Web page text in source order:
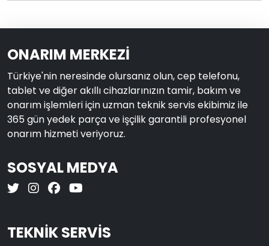
ONARIM MERKEZİ
Türkiye'nin neresinde olursanız olun, cep telefonu,
tablet ve diğer akıllı cihazlarınızın tamir, bakım ve
onarım işlemleri için uzman teknik servis ekibimiz ile
365 gün yedek parça ve işçilik garantili profesyonel
onarım hizmeti veriyoruz.
SOSYAL MEDYA
TEKNİK SERVİS